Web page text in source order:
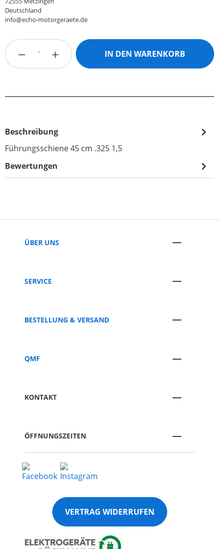
Deutschland
info@echo-motorgeraete.de
Produkt Anzahl: Gib den gewünschten
IN DEN WARENKORB
Beschreibung
Führungsschiene 45 cm .325 1,5
Bewertungen
ÜBER UNS
SERVICE
BESTELLUNG & VERSAND
QMF
KONTAKT
ÖFFNUNGSZEITEN
VERTRAG WIDERRUFEN